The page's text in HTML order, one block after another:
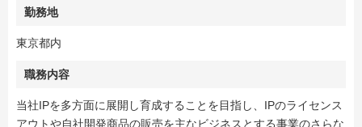
勤務地
東京都内
職務内容
当社IPを多方面に展開し育成することを目指し、IPのライセンス
アウトや自社開発商品の販売を主なビジネスとする事業のさらな